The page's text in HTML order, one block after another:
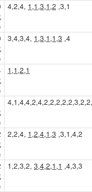
4,2,4, 1,1,3,1,2 ,3,1
3,4,3,4, 1,3,1,1,3 ,4
1,1,2,1
2,2,4, 1,2,4,1,3 ,3,1,4,2
1,2,3,2, 3,4,2,1,1 ,4,3,3